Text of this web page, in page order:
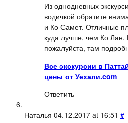
Из однодневных
водичкой обратите
и Ко Самет. Отличные
куда лучше, чем Ко
пожалуйста, там
Все экскурсии в
цены от Уехали.com
Ответить
Наталья 04.12.2017 at 16:51 #